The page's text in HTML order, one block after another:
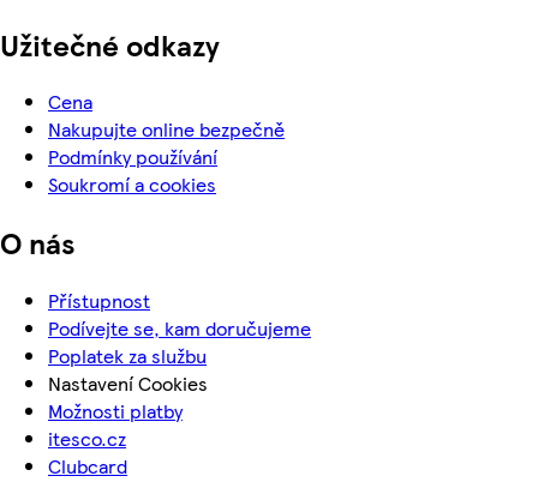
Užitečné odkazy
Cena
Nakupujte online bezpečně
Podmínky používání
Soukromí a cookies
O nás
Přístupnost
Podívejte se, kam doručujeme
Poplatek za službu
Nastavení Cookies
Možnosti platby
itesco.cz
Clubcard